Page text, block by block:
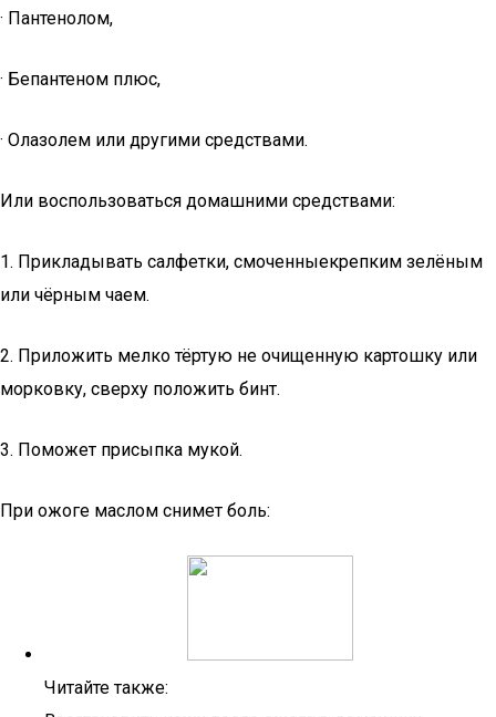
· Пантенолом,
· Бепантеном плюс,
· Олазолем или другими средствами.
Или воспользоваться домашними средствами:
1. Прикладывать салфетки, смоченныекрепким зелёным
или чёрным чаем.
2. Приложить мелко тёртую не очищенную картошку или
морковку, сверху положить бинт.
3. Поможет присыпка мукой.
При ожоге маслом снимет боль:
Читайте также: